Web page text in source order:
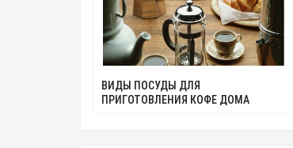
ВИДЫ ПОСУДЫ ДЛЯ
ПРИГОТОВЛЕНИЯ КОФЕ ДОМА